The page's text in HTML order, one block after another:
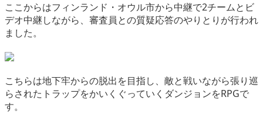
ここからはフィンランド・オウル市から中継で2チームとビ
デオ中継しながら、審査員との質疑応答のやりとりが行われ
ました。
こちらは地下牢からの脱出を目指し、敵と戦いながら張り巡
らされたトラップをかいくぐっていくダンジョンをRPGで
す。